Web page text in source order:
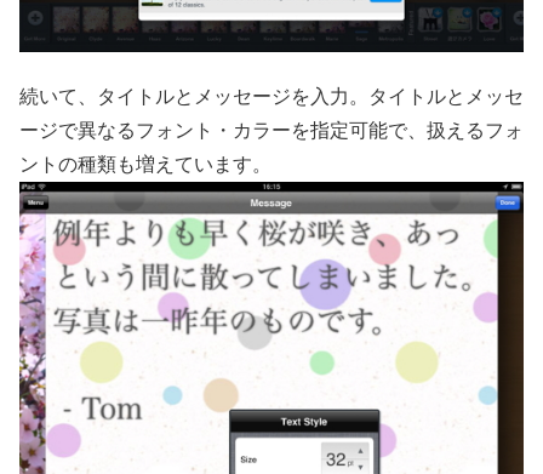
続いて、タイトルとメッセージを入力。タイトルとメッセ
ージで異なるフォント・カラーを指定可能で、扱えるフォ
ントの種類も増えています。